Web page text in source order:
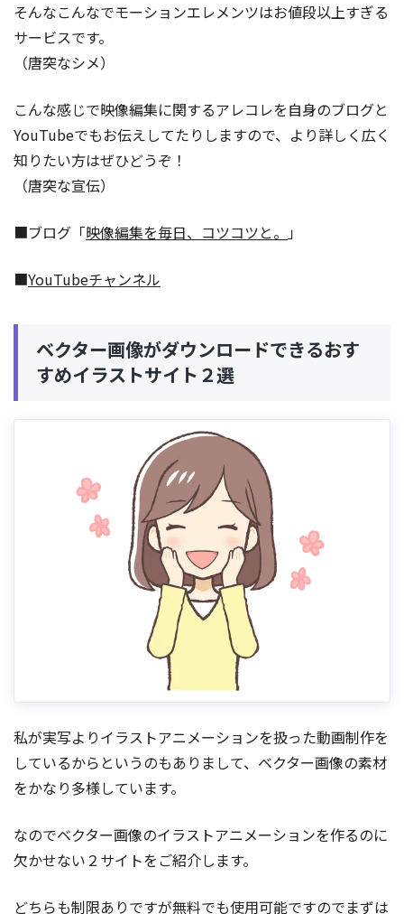
そんなこんなでモーションエレメンツはお値段以上すぎる
サービスです。
（唐突なシメ）
こんな感じで映像編集に関するアレコレを自身のブログと
YouTubeでもお伝えしてたりしますので、より詳しく広く
知りたい方はぜひどうぞ！
（唐突な宣伝）
■ブログ「映像編集を毎日、コツコツと。 」
■YouTubeチャンネル
ベクター画像がダウンロードできるおす
すめイラストサイト２選
私が実写よりイラストアニメーションを扱った動画制作を
しているからというのもありまして、ベクター画像の素材
をかなり多様しています。
なのでベクター画像のイラストアニメーションを作るのに
欠かせない２サイトをご紹介します。
どちらも制限ありですが無料でも使用可能ですのでまずは